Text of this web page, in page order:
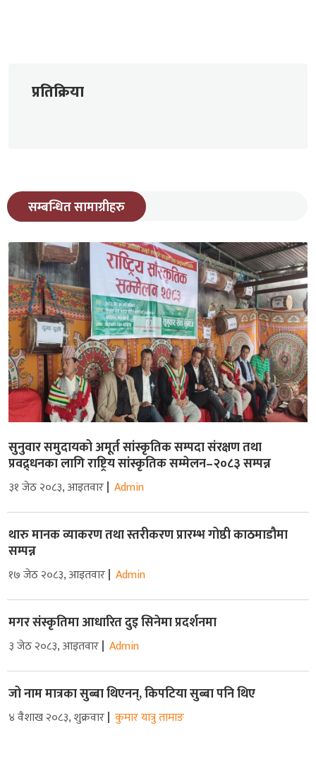
प्रतिक्रिया
सम्बन्धित सामाग्रीहरु
सुनुवार समुदायको अमूर्त सांस्कृतिक सम्पदा संरक्षण तथा
प्रवद्र्धनका लागि राष्ट्रिय सांस्कृतिक सम्मेलन–२०८३ सम्पन्न
३१ जेठ २०८३, आइतवार Admin
थारु मानक व्याकरण तथा स्तरीकरण प्रारम्भ गोष्ठी काठमाडौमा
सम्पन्न
१७ जेठ २०८३, आइतवार Admin
मगर संस्कृतिमा आधारित दुइ सिनेमा प्रदर्शनमा
३ जेठ २०८३, आइतवार Admin
जो नाम मात्रका सुब्बा थिएनन्, किपटिया सुब्बा पनि थिए
४ वैशाख २०८३, शुक्रवार कुमार यात्रु तामाङ